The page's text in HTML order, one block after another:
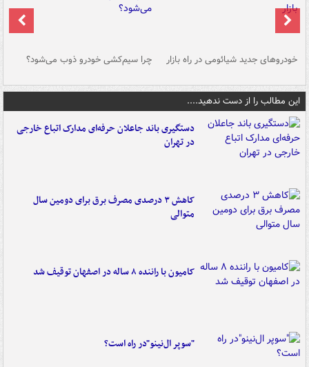
خودروهای جدید شیائومی در راه بازار چرا سیم‌کشی خودرو ذوب می‌شود؟
این مطالب را از دست ندهید....
دستگیری باند جاعلان حرفه‌ای مدارک اتباع خارجی
در تهران
کاهش ۳ درصدی مصرف برق برای دومین سال
متوالی
کامیون با راننده ۸ ساله در اصفهان توقیف شد
"سوپر ال‌نینو"در راه است؟